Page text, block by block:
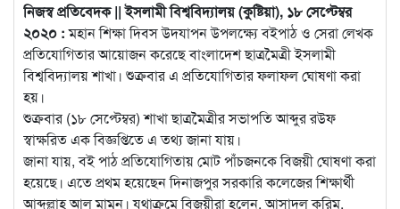
নিজস্ব প্রতিবেদক || ইসলামী বিশ্ববিদ্যালয় (কুষ্টিয়া), ১৮ সেপ্টেম্বর
২০২০ :মহান শিক্ষা দিবস উদযাপন উপলক্ষ্যে বইপাঠ ও সেরা লেখক
প্রতিযোগিতার আয়োজন করেছে বাংলাদেশছাত্রমৈত্রী ইসলামী
বিশ্ববিদ্যালয় শাখা। শুক্রবার এ প্রতিযোগিতার ফলাফল ঘোষণা করা
হয়।
শুক্রবার (১৮ সেপ্টেম্বর) শাখা ছাত্রমৈত্রীর সভাপতি আব্দুর রউফ
স্বাক্ষরিত এক বিজ্ঞপ্তিতে এ তথ্য জানা যায়।
জানা যায়, বই পাঠ প্রতিযোগিতায় মোট পাঁচজনকে বিজয়ী ঘোষণা করা
হয়েছে। এতে প্রথম হয়েছেন দিনাজপুর সরকারি কলেজের শিক্ষার্থী
আব্দুল্লাহ আল মামুন। যথাক্রমে বিজয়ীরা হলেন, আসাদুল করিম,